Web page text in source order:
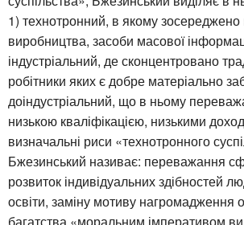
1) технотронний, в якому зосереджено
виробництва, засоби масової
індустріальний, де сконцентровано
робітники яких є добре матеріально
доіндустріальний, що в ньому
низькою кваліфікацією, низькими
визначальні риси «технотронного
Бжезинський називає: переважання
розвиток індивідуальних здібностей
освіти, заміну мотиву нагромадження
багатства «моральним імперативом